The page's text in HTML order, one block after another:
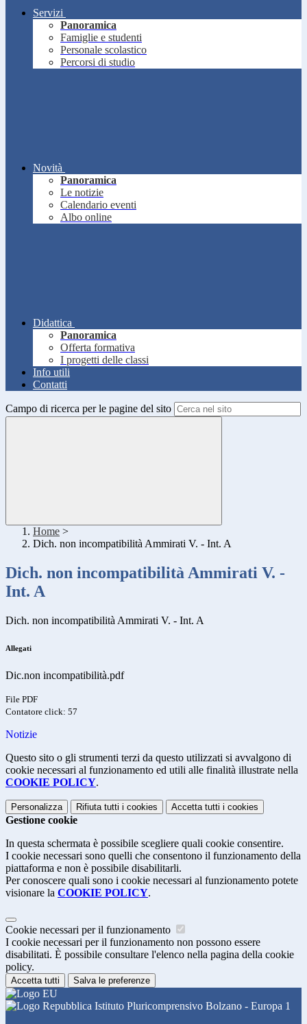
Servizi
Panoramica
Famiglie e studenti
Personale scolastico
Percorsi di studio
Novità
Panoramica
Le notizie
Calendario eventi
Albo online
Didattica
Panoramica
Offerta formativa
I progetti delle classi
Info utili
Contatti
Campo di ricerca per le pagine del sito
Home >
Dich. non incompatibilità Ammirati V. - Int. A
Dich. non incompatibilità Ammirati V. -
Int. A
Dich. non incompatibilità Ammirati V. - Int. A
Allegati
Dic.non incompatibilità.pdf
File PDF
Contatore click: 57
Notizie
Questo sito o gli strumenti terzi da questo utilizzati si avvalgono di
cookie necessari al funzionamento ed utili alle finalità illustrate nella
COOKIE POLICY.
Personalizza Rifiuta tutti i cookies Accetta tutti i cookies
Gestione cookie
In questa schermata è possibile scegliere quali cookie consentire.
I cookie necessari sono quelli che consentono il funzionamento della
piattaforma e non è possibile disabilitarli.
Per conoscere quali sono i cookie necessari al funzionamento potete
visionare la COOKIE POLICY.
Cookie necessari per il funzionamento
I cookie necessari per il funzionamento non possono essere
disabilitati. È possibile consultare l'elenco nella pagina della cookie
policy.
Accetta tutti Salva le preferenze
Istituto Pluricomprensivo Bolzano - Europa 1